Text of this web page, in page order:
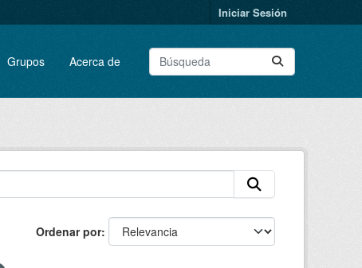
Iniciar Sesión
Grupos Acerca de
Ordenar por